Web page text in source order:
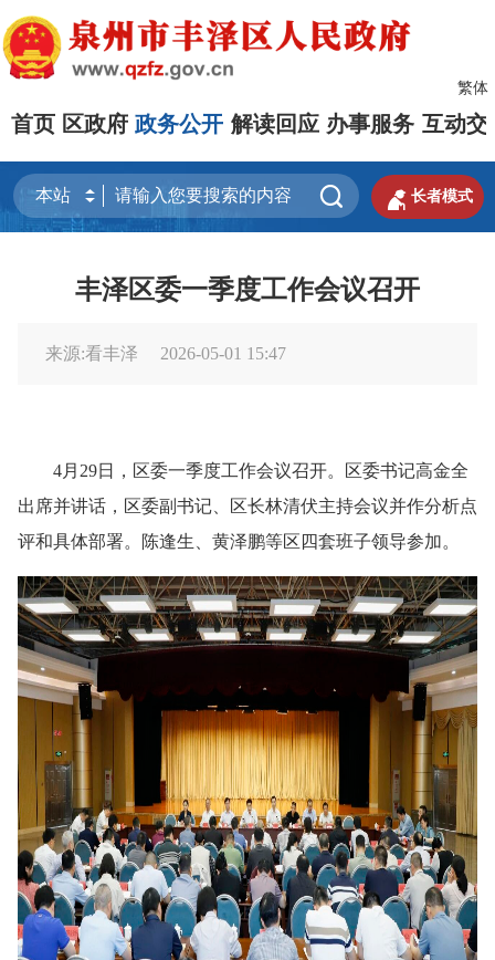
繁体
首页 区政府 政务公开 解读回应 办事服务 互动交
  长者模式
丰泽区委一季度工作会议召开
来源:看丰泽 2026-05-01 15:47
4月29日，区委一季度工作会议召开。区委书记高金全
出席并讲话，区委副书记、区长林清伏主持会议并作分析点
评和具体部署。陈逢生、黄泽鹏等区四套班子领导参加。